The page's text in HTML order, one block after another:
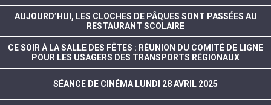
AUJOURD’HUI, LES CLOCHES DE PÂQUES SONT PASSÉES AU
RESTAURANT SCOLAIRE
CE SOIR À LA SALLE DES FÊTES : RÉUNION DU COMITÉ DE LIGNE
POUR LES USAGERS DES TRANSPORTS RÉGIONAUX
SÉANCE DE CINÉMA LUNDI 28 AVRIL 2025